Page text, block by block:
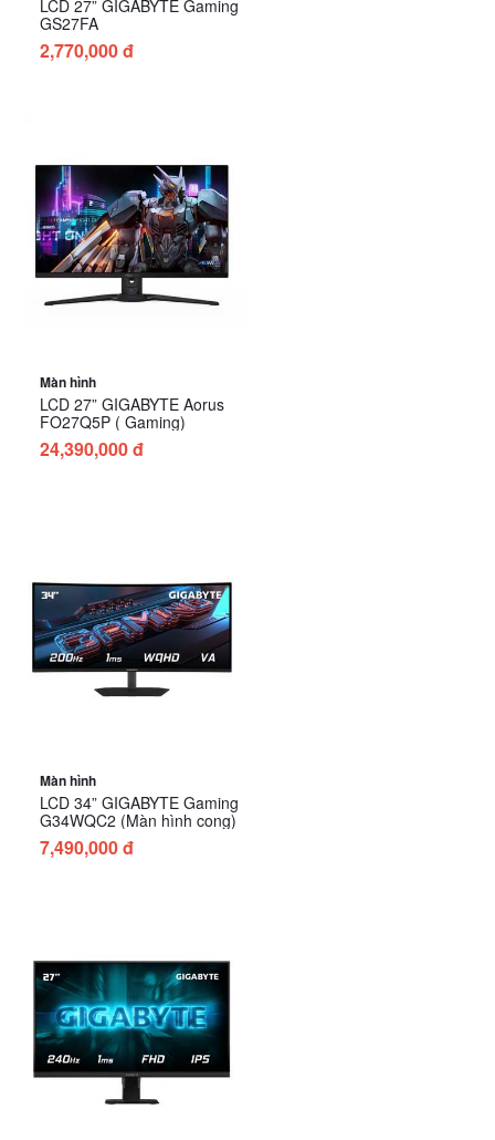
LCD 27” GIGABYTE Gaming
GS27FA
2,770,000 đ
Màn hình
LCD 27” GIGABYTE Aorus
FO27Q5P ( Gaming)
24,390,000 đ
Màn hình
LCD 34” GIGABYTE Gaming
G34WQC2 (Màn hình cong)
7,490,000 đ